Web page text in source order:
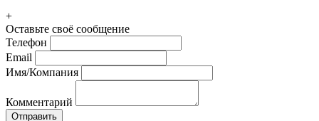
+
Оставьте своё сообщение
Телефон
Email
Имя/Компания
Комментарий
Отправить